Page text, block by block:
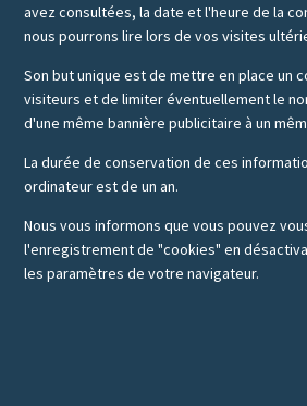
avez consultées, la date et l'heure de la
nous pourrons lire lors de vos visites
Son but unique est de mettre en place un
visiteurs et de limiter éventuellement le
d'une même bannière publicitaire à un
La durée de conservation de ces
ordinateur est de un an.
Nous vous informons que vous pouvez
l'enregistrement de "cookies" en
les paramètres de votre navigateur.